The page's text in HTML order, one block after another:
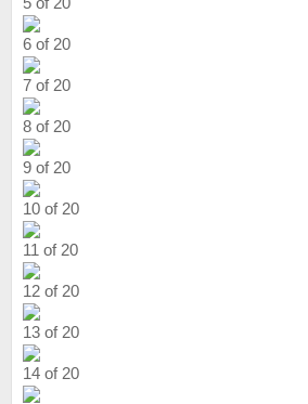
6 of 20
7 of 20
8 of 20
9 of 20
10 of 20
11 of 20
12 of 20
13 of 20
14 of 20